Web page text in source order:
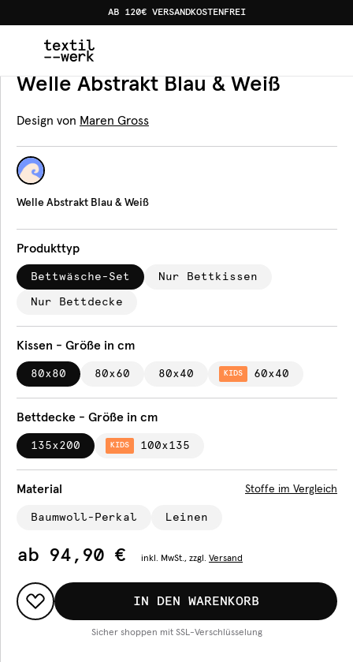
AB 120€ VERSANDKOSTENFREI
Produkte Bettwäsche Welle Abstrakt Blau &
Bettwäsche
Welle Abstrakt Blau & Weiß
Design von Maren Gross
Welle Abstrakt Blau & Weiß
Produkttyp
Bettwäsche-Set Nur Bettkissen
Nur Bettdecke
Kissen - Größe in cm
80x80 80x60 80x40 KIDS 60x40
Bettdecke - Größe in cm
135x200 KIDS 100x135
Material Stoffe im Vergleich
Baumwoll-Perkal Leinen
ab 94,90 € inkl. MwSt., zzgl. Versand
IN DEN WARENKORB
Sicher shoppen mit SSL-Verschlüsselung